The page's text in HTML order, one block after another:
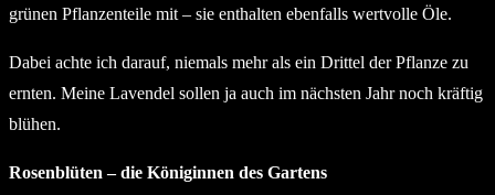
grünen Pflanzenteile mit – sie enthalten ebenfalls wertvolle Öle.
Dabei achte ich darauf, niemals mehr als ein Drittel der Pflanze zu
ernten. Meine Lavendel sollen ja auch im nächsten Jahr noch kräftig
blühen.
Rosenblüten – die Königinnen des Gartens